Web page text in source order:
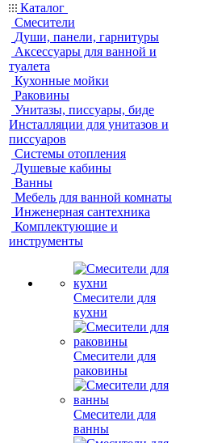
Каталог
Смесители
Души, панели, гарнитуры
Аксессуары для ванной и
туалета
Кухонные мойки
Раковины
Унитазы, писсуары, биде
Инсталляции для унитазов и
писсуаров
Системы отопления
Душевые кабины
Ванны
Мебель для ванной комнаты
Инженерная сантехника
Комплектующие и
инструменты
Смесители для
кухни
Смесители для
раковины
Смесители для
ванны